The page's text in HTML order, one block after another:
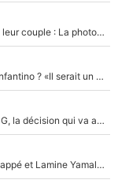
Antoine Dupont et Iris Mittenaere officialisent enfin leur couple : La photo qui enflamme les réseaux sociaux
Du PSG à la tête de la FIFA pour remplacer Gianni Infantino ? «Il serait un mauvais président», le patron de la Liga s'attaque à Nasser Al-Khelaïfi !
Bradley Barcola : Luis Enrique prêt à l’écarter au PSG, la décision qui va accélérer son transfert à Liverpool ?
La Liga sur beIN SPORTS, c’est terminé : Kylian Mbappé et Lamine Yamal changent de chaîne, «le moment était venu d'ouvrir un nouveau chapitre»